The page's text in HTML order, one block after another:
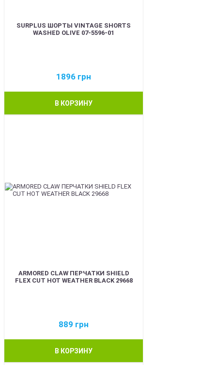
SURPLUS ШОРТЫ VINTAGE SHORTS
WASHED OLIVE 07-5596-01
1896 грн
В КОРЗИНУ
ARMORED CLAW ПЕРЧАТКИ SHIELD
FLEX CUT HOT WEATHER BLACK 29668
889 грн
В КОРЗИНУ